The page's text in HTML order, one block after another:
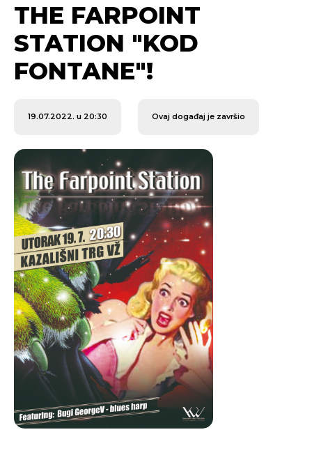
THE FARPOINT
STATION "KOD
FONTANE"!
19.07.2022. u 20:30 Ovaj događaj je završio